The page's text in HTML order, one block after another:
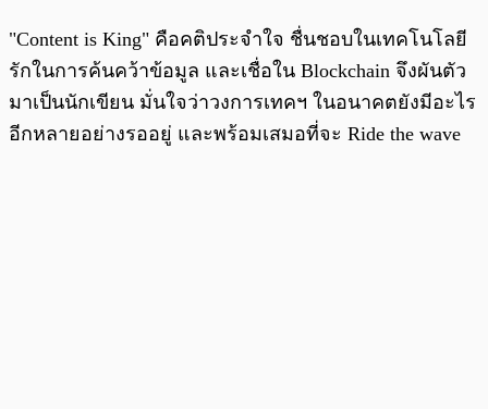
"Content is King" คือคติประจำใจ ชื่นชอบในเทคโนโลยี
รักในการค้นคว้าข้อมูล และเชื่อใน Blockchain จึงผันตัว
มาเป็นนักเขียน มั่นใจว่าวงการเทคฯ ในอนาคตยังมีอะไร
อีกหลายอย่างรออยู่ และพร้อมเสมอที่จะ Ride the wave